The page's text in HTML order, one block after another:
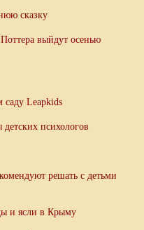
сказку
выйдут осенью
саду Leapkids
психологов
решать с детьми
и ясли в Крыму